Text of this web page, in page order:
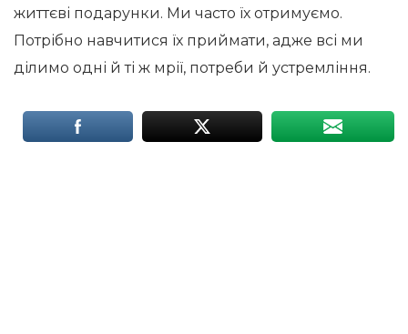
життєві подарунки. Ми часто їх отримуємо.
Потрібно навчитися їх приймати, адже всі ми
ділимо одні й ті ж мрії, потреби й устремління.